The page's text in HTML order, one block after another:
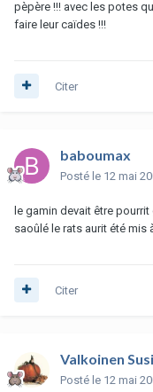
pèpère !!! avec les potes
faire leur caïdes !!!
Citer
baboumax
Posté le 12 mai
le gamin devait être
saoûlé le rats aurit été mis
Citer
Valkoinen Susi
Posté le 12 mai